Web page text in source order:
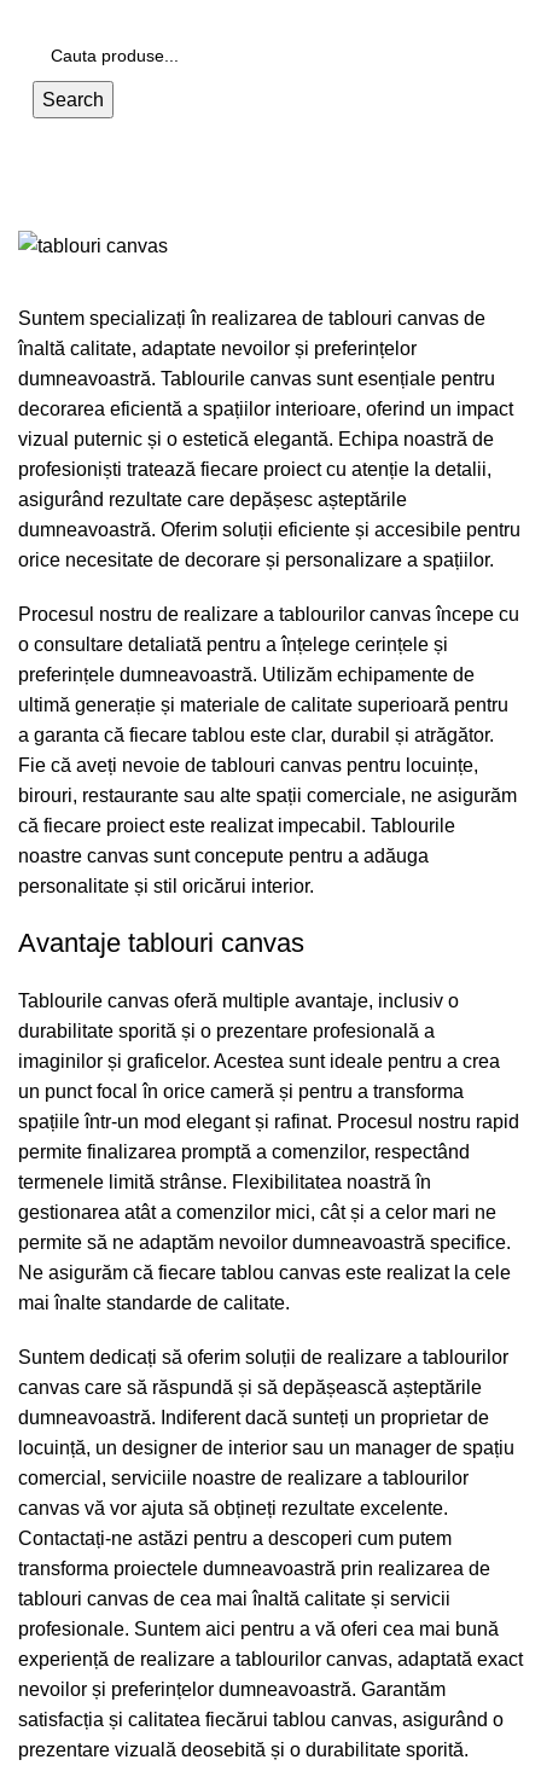
Search
Suntem specializați în realizarea de tablouri canvas de
înaltă calitate, adaptate nevoilor și preferințelor
dumneavoastră. Tablourile canvas sunt esențiale pentru
decorarea eficientă a spațiilor interioare, oferind un impact
vizual puternic și o estetică elegantă. Echipa noastră de
profesioniști tratează fiecare proiect cu atenție la detalii,
asigurând rezultate care depășesc așteptările
dumneavoastră. Oferim soluții eficiente și accesibile pentru
orice necesitate de decorare și personalizare a spațiilor.
Procesul nostru de realizare a tablourilor canvas începe cu
o consultare detaliată pentru a înțelege cerințele și
preferințele dumneavoastră. Utilizăm echipamente de
ultimă generație și materiale de calitate superioară pentru
a garanta că fiecare tablou este clar, durabil și atrăgător.
Fie că aveți nevoie de tablouri canvas pentru locuințe,
birouri, restaurante sau alte spații comerciale, ne asigurăm
că fiecare proiect este realizat impecabil. Tablourile
noastre canvas sunt concepute pentru a adăuga
personalitate și stil oricărui interior.
Avantaje tablouri canvas
Tablourile canvas oferă multiple avantaje, inclusiv o
durabilitate sporită și o prezentare profesională a
imaginilor și graficelor. Acestea sunt ideale pentru a crea
un punct focal în orice cameră și pentru a transforma
spațiile într-un mod elegant și rafinat. Procesul nostru rapid
permite finalizarea promptă a comenzilor, respectând
termenele limită strânse. Flexibilitatea noastră în
gestionarea atât a comenzilor mici, cât și a celor mari ne
permite să ne adaptăm nevoilor dumneavoastră specifice.
Ne asigurăm că fiecare tablou canvas este realizat la cele
mai înalte standarde de calitate.
Suntem dedicați să oferim soluții de realizare a tablourilor
canvas care să răspundă și să depășească așteptările
dumneavoastră. Indiferent dacă sunteți un proprietar de
locuință, un designer de interior sau un manager de spațiu
comercial, serviciile noastre de realizare a tablourilor
canvas vă vor ajuta să obțineți rezultate excelente.
Contactați-ne astăzi pentru a descoperi cum putem
transforma proiectele dumneavoastră prin realizarea de
tablouri canvas de cea mai înaltă calitate și servicii
profesionale. Suntem aici pentru a vă oferi cea mai bună
experiență de realizare a tablourilor canvas, adaptată exact
nevoilor și preferințelor dumneavoastră. Garantăm
satisfacția și calitatea fiecărui tablou canvas, asigurând o
prezentare vizuală deosebită și o durabilitate sporită.